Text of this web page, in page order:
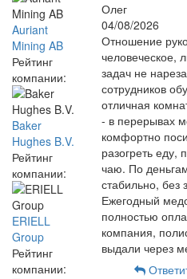
Auriant
Mining AB
Рейтинг
компании:
Baker
Hughes B.V.
Рейтинг
компании:
ERIELL
Group
Рейтинг
компании:
Олег
04/08/2026
Отношение
человеческое,
задач не
сотрудников
отличная
- в перерывах
комфортно
разогреть еду,
чаю. По
стабильно, без
Ежегодный
полностью
компания,
выдали через